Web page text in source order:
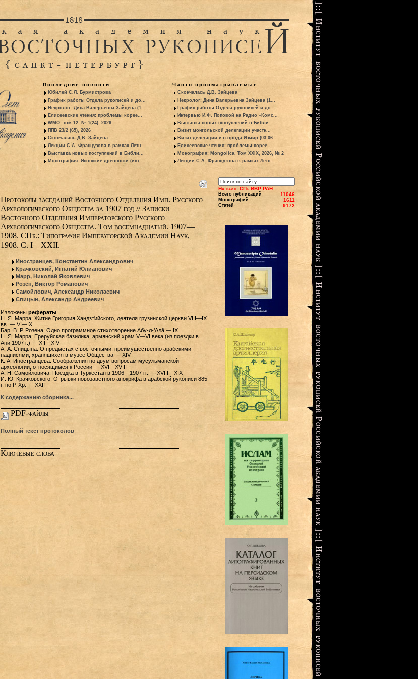
Последние новости
Юбилей С.Л. Бурмистрова
График работы Отдела рукописей и до...
Некролог: Дина Валерьевна Зайцева (1...
Елисеевские чтения: проблемы корее...
WMO: том 12, № 1(24), 2026
ППВ 23/2 (65), 2026
Скончалась Д.В. Зайцева
Лекции С.А. Французова в рамках Летн...
Выставка новых поступлений в Библи...
Монография: Японские древности (ист...
Часто просматриваемые
Скончалась Д.В. Зайцева
Некролог: Дина Валерьевна Зайцева (1...
График работы Отдела рукописей и до...
Интервью И.Ф. Поповой на Радио «Комс...
Выставка новых поступлений в Библи...
Визит монгольской делегации участн...
Визит делегации из города Измир (03.06...
Елисеевские чтения: проблемы корее...
Монография: Mongolica. Том XXIX, 2026, № 2
Лекции С.А. Французова в рамках Летн...
Протоколы заседаний Восточного Отделения Имп. Русского
Археологического Общества за 1907 год // Записки
Восточного Отделения Императорского Русского
Археологического Общества. Том восемнадцатый. 1907—
1908. СПб.: Типография Императорской Академии Наук,
1908. С. I—XXII.
Иностранцев, Константин Александрович
Крачковский, Игнатий Юлианович
Марр, Николай Яковлевич
Розен, Виктор Романович
Самойлович, Александр Николаевич
Спицын, Александр Андреевич
Изложены рефераты:
Н. Я. Марра: Житие Григория Хандзт̔ийского, деятеля грузинской церкви VIII—IX
вв. — VI—IX
Бар. В. Р. Розена: Одно программное стихотворение Абу-л-‛Алā — IX
Н. Я. Марра: Ереруйская базилика, армянский храм V—VI века (из поездки в
Ани 1907 г.) — XII—XIV
А. А. Спицына: О предметах с восточными, преимущественно арабскими
надписями, хранящихся в музее Общества — XIV
К. А. Иностранцева: Соображения по двум вопросам мусульманской
археологии, относящимся к России — XVI—XVIII
А. Н. Самойловича: Поездка в Туркестан в 1906—1907 гг. — XVIII—XIX
И. Ю. Крачковского: Отрывки новозаветного апокрифа в арабской рукописи 885
г. по Р. Хр. — XXII
К содержанию сборника...
PDF-файлы
Полный текст протоколов
Ключевые слова
На сайте СПб ИВР РАН
Всего публикаций 11046
Монографий 1611
Статей 9172